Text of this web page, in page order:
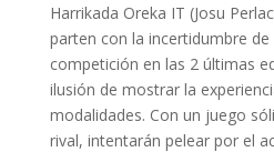
Harrikada Oreka IT (Josu
parten con la incertidumbre
competición en las 2 últimas
ilusión de mostrar la
modalidades. Con un juego
rival, intentarán pelear por el